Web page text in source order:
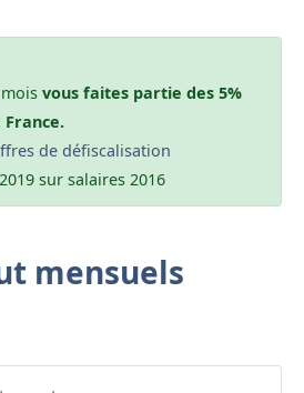
vous faites partie des 5%
France.
de défiscalisation
sur salaires 2016
mensuels